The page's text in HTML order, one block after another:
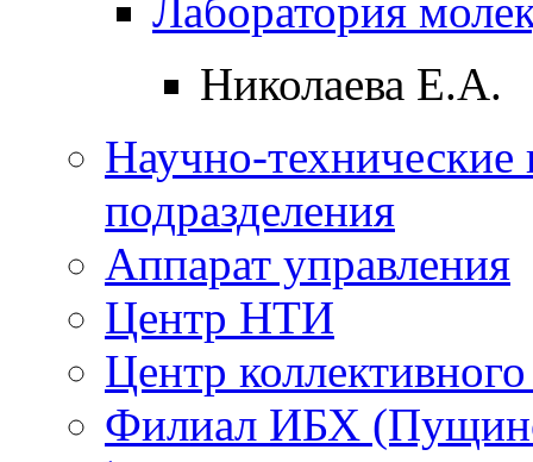
Лаборатория
Николаева Е.А.
Научно-технические
подразделения
Аппарат управления
Центр НТИ
Центр
Филиал ИБХ